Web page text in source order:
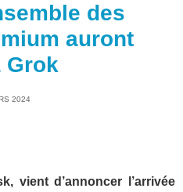
des
auront
Grok
2024
vient d’annoncer l’arrivée